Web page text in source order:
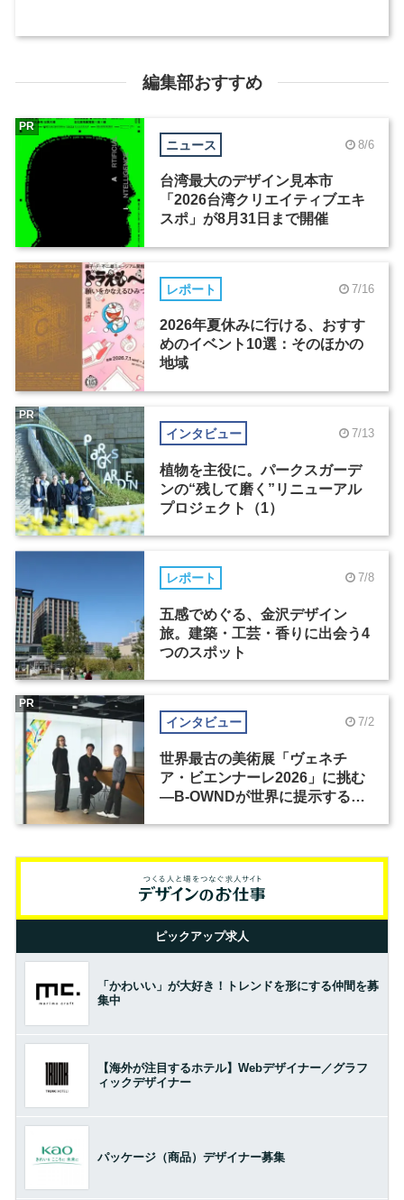
編集部おすすめ
ニュース 8/6
台湾最大のデザイン見本市
「2026台湾クリエイティブエキ
スポ」が8月31日まで開催
PR
レポート 7/16
2026年夏休みに行ける、おすす
めのイベント10選：そのほかの
地域
インタビュー 7/13
植物を主役に。パークスガーデ
ンの“残して磨く”リニューアル
プロジェクト（1）
PR
レポート 7/8
五感でめぐる、金沢デザイン
旅。建築・工芸・香りに出会う4
つのスポット
インタビュー 7/2
世界最古の美術展「ヴェネチ
ア・ビエンナーレ2026」に挑む
―B-OWNDが世界に提示する美
PR
ピックアップ求人
「かわいい」が大好き！トレンドを形にする仲間を募
集中
【海外が注目するホテル】Webデザイナー／グラフ
ィックデザイナー
パッケージ（商品）デザイナー募集